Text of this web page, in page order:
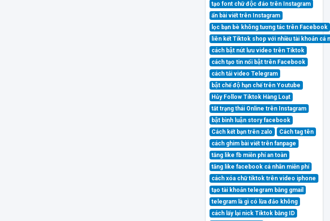
tạo font chữ độc đáo trên Instagram
ẩn bài viết trên Instagram
lọc bạn bè không tương tác trên Facebook
liên kết Tiktok shop với nhiều tài khoản cá
cách bật nút lưu video trên Tiktok
cách tạo tin nổi bật trên Facebook
cách tải video Telegram
bật chế độ hạn chế trên Youtube
Hủy Follow Tiktok Hàng Loạt
tắt trạng thái Online trên Instagram
bật bình luận story facebook
Cách kết bạn trên zalo
Cách tag tên
cách ghim bài viết trên fanpage
tăng like fb miễn phí an toàn
tăng like facebook cá nhân miễn phí
cách xóa chữ tiktok trên video iphone
tạo tài khoản telegram bằng gmail
telegram là gì có lừa đảo không
cách lấy lại nick Tiktok bằng ID